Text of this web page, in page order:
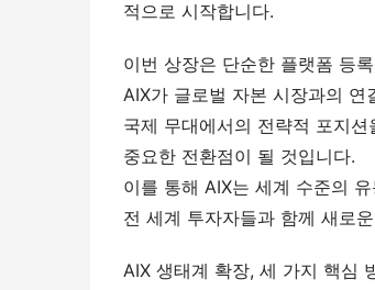
적으로 시작합니다.
이번 상장은 단순한 플랫폼 등
AIX가 글로벌 자본 시장과의 연
국제 무대에서의 전략적 포지
중요한 전환점이 될 것입니다.
이를 통해 AIX는 세계 수준의
전 세계 투자자들과 함께 새로
AIX 생태계 확장, 세 가지 핵심